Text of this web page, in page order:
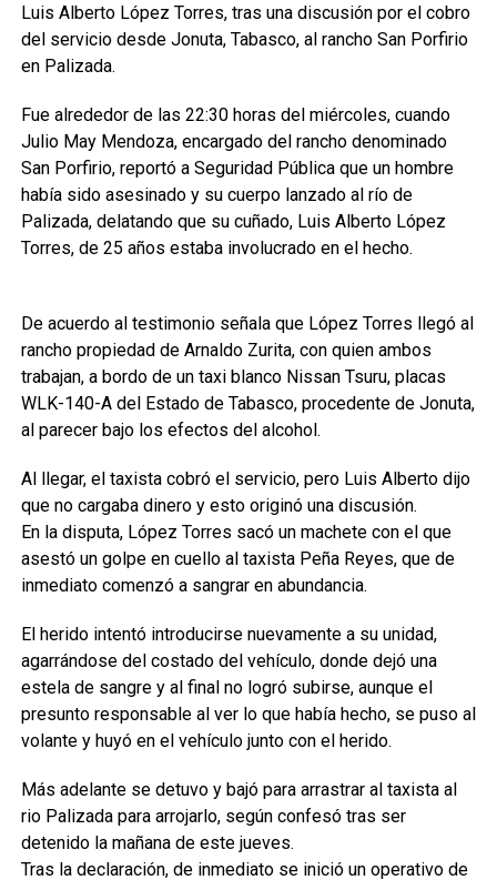
Luis Alberto López Torres, tras una discusión por el cobro
del servicio desde Jonuta, Tabasco, al rancho San Porfirio
en Palizada.
Fue alrededor de las 22:30 horas del miércoles, cuando
Julio May Mendoza, encargado del rancho denominado
San Porfirio, reportó a Seguridad Pública que un hombre
había sido asesinado y su cuerpo lanzado al río de
Palizada, delatando que su cuñado, Luis Alberto López
Torres, de 25 años estaba involucrado en el hecho.
De acuerdo al testimonio señala que López Torres llegó al
rancho propiedad de Arnaldo Zurita, con quien ambos
trabajan, a bordo de un taxi blanco Nissan Tsuru, placas
WLK-140-A del Estado de Tabasco, procedente de Jonuta,
al parecer bajo los efectos del alcohol.
Al llegar, el taxista cobró el servicio, pero Luis Alberto dijo
que no cargaba dinero y esto originó una discusión.
En la disputa, López Torres sacó un machete con el que
asestó un golpe en cuello al taxista Peña Reyes, que de
inmediato comenzó a sangrar en abundancia.
El herido intentó introducirse nuevamente a su unidad,
agarrándose del costado del vehículo, donde dejó una
estela de sangre y al final no logró subirse, aunque el
presunto responsable al ver lo que había hecho, se puso al
volante y huyó en el vehículo junto con el herido.
Más adelante se detuvo y bajó para arrastrar al taxista al
rio Palizada para arrojarlo, según confesó tras ser
detenido la mañana de este jueves.
Tras la declaración, de inmediato se inició un operativo de